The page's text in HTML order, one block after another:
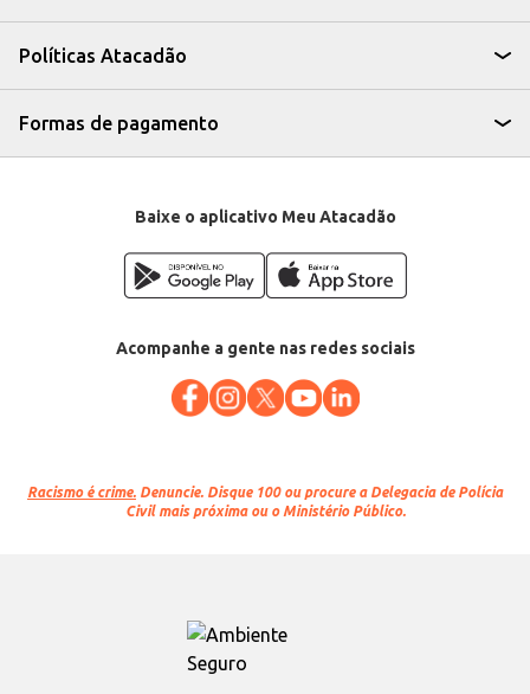
Políticas Atacadão
Formas de pagamento
Baixe o aplicativo Meu Atacadão
Acompanhe a gente nas redes sociais
Racismo é crime. Denuncie. Disque 100 ou procure a Delegacia de Polícia
Civil mais próxima ou o Ministério Público.